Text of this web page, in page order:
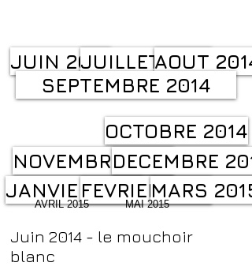
JUIN 2014JUILLET 2014
AOUT 2014
OCTOBRE 2014
NOVEMBRE 2014
DECEMBRE
JANVIER 2015FEVRIER 2015
MARS 2015
AVRIL 2015 MAI 2015
Juin 2014 - le mouchoir
blanc
SEPTEMBRE 2014